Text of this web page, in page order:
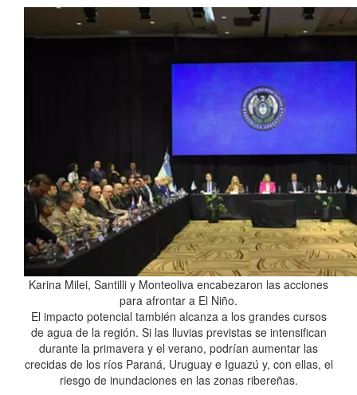
Karina Milei, Santilli y Monteoliva encabezaron las acciones
para afrontar a El Niño.
El impacto potencial también alcanza a los grandes cursos
de agua de la región. Si las lluvias previstas se intensifican
durante la primavera y el verano, podrían aumentar las
crecidas de los ríos Paraná, Uruguay e Iguazú y, con ellas, el
riesgo de inundaciones en las zonas ribereñas.